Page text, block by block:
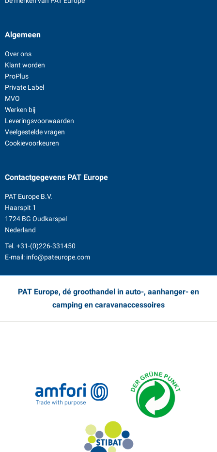
Algemeen
Over ons
Klant worden
ProPlus
Private Label
MVO
Werken bij
Leveringsvoorwaarden
Veelgestelde vragen
Cookievoorkeuren
Contactgegevens PAT Europe
PAT Europe B.V.
Haarspit 1
1724 BG Oudkarspel
Nederland
Tel. +31-(0)226-331450
E-mail: info@pateurope.com
PAT Europe, dé groothandel in auto-, aanhanger- en
camping en caravanaccessoires